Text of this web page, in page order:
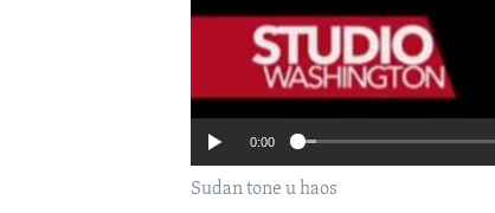
0:00
Sudan tone u haos